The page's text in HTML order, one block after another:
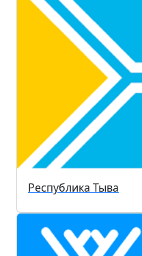
Республика Тыва